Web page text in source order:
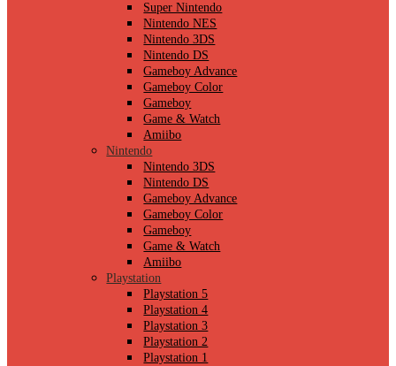
Super Nintendo
Nintendo NES
Nintendo 3DS
Nintendo DS
Gameboy Advance
Gameboy Color
Gameboy
Game & Watch
Amiibo
Nintendo
Nintendo 3DS
Nintendo DS
Gameboy Advance
Gameboy Color
Gameboy
Game & Watch
Amiibo
Playstation
Playstation 5
Playstation 4
Playstation 3
Playstation 2
Playstation 1